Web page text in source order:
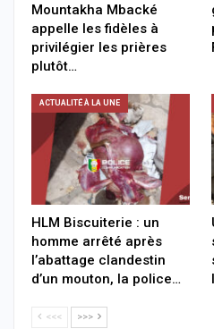
Mountakha Mbacké
appelle les fidèles à
privilégier les prières
plutôt…
ACTUALITÉ À LA UNE
HLM Biscuiterie : un
homme arrêté après
l’abattage clandestin
d’un mouton, la police…
<<< >>>